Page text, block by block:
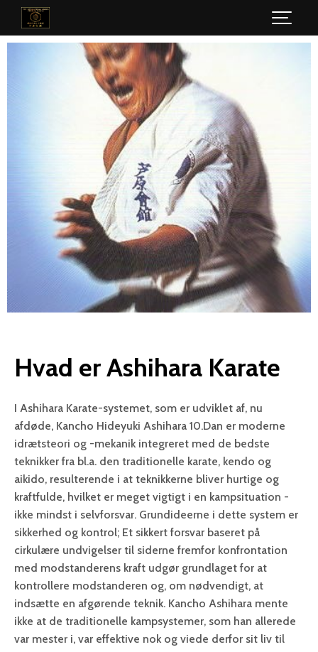
Hvad er Ashihara Karate
I Ashihara Karate-systemet, som er udviklet af, nu
afdøde, Kancho Hideyuki Ashihara 10.Dan er moderne
idrætsteori og -mekanik integreret med de bedste
teknikker fra bl.a. den traditionelle karate, kendo og
aikido, resulterende i at teknikkerne bliver hurtige og
kraftfulde, hvilket er meget vigtigt i en kampsituation -
ikke mindst i selvforsvar. Grundideerne i dette system er
sikkerhed og kontrol; Et sikkert forsvar baseret på
cirkulære undvigelser til siderne fremfor konfrontation
med modstanderens kraft udgør grundlaget for at
kontrollere modstanderen og, om nødvendigt, at
indsætte en afgørende teknik. Kancho Ashihara mente
ikke at de traditionelle kampsystemer, som han allerede
var mester i, var effektive nok og viede derfor sit liv til